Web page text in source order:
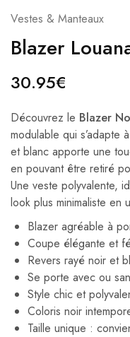
Vestes & Manteaux
Blazer
30.95€
Découvrez le Blazer
modulable qui s’adapte
et blanc apporte une
en pouvant être retiré
Une veste polyvalente,
look plus minimaliste en
Blazer agréable à
Coupe élégante et
Revers rayé noir et
Se porte avec ou
Style chic et
Coloris noir
Taille unique :